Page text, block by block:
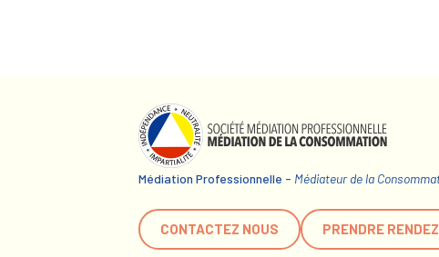
Médiation Professionnelle - Médiateur de la
CONTACTEZ NOUS PRENDRE